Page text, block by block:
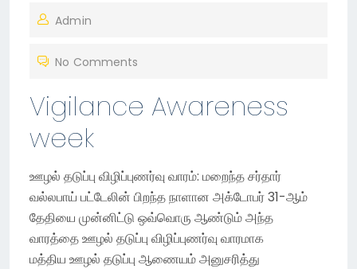
S
E
O
N
Admin
No Comments
Vigilance Awareness
week
ஊழல் தடுப்பு விழிப்புணர்வு வாரம்: மறைந்த சர்தார்
வல்லபாய் பட்டேலின் பிறந்த நாளான அக்டோபர் 31-ஆம்
தேதியை முன்னிட்டு ஒவ்வொரு ஆண்டும் அந்த
வாரத்தை ஊழல் தடுப்பு விழிப்புணர்வு வாரமாக
மத்திய ஊழல் தடுப்பு ஆணையம் அனுசரித்து